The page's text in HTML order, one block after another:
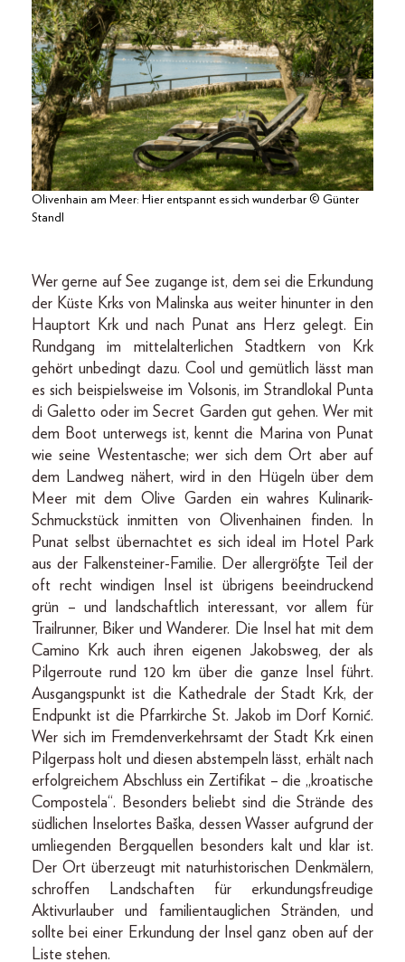
Olivenhain am Meer: Hier entspannt es sich wunderbar © Günter
Standl
Wer gerne auf See zugange ist, dem sei die Erkundung
der Küste Krks von Malinska aus weiter hinunter in den
Hauptort Krk und nach Punat ans Herz gelegt. Ein
Rundgang im mittelalterlichen Stadtkern von Krk
gehört unbedingt dazu. Cool und gemütlich lässt man
es sich beispielsweise im Volsonis, im Strandlokal Punta
di Galetto oder im Secret Garden gut gehen. Wer mit
dem Boot unterwegs ist, kennt die Marina von Punat
wie seine Westentasche; wer sich dem Ort aber auf
dem Landweg nähert, wird in den Hügeln über dem
Meer mit dem Olive Garden ein wahres Kulinarik-
Schmuckstück inmitten von Olivenhainen finden. In
Punat selbst übernachtet es sich ideal im Hotel Park
aus der Falkensteiner-Familie. Der allergrößte Teil der
oft recht windigen Insel ist übrigens beeindruckend
grün – und landschaftlich interessant, vor allem für
Trailrunner, Biker und Wanderer. Die Insel hat mit dem
Camino Krk auch ihren eigenen Jakobsweg, der als
Pilgerroute rund 120 km über die ganze Insel führt.
Ausgangspunkt ist die Kathedrale der Stadt Krk, der
Endpunkt ist die Pfarrkirche St. Jakob im Dorf Kornić.
Wer sich im Fremdenverkehrsamt der Stadt Krk einen
Pilgerpass holt und diesen abstempeln lässt, erhält nach
erfolgreichem Abschluss ein Zertifikat – die „kroatische
Compostela“. Besonders beliebt sind die Strände des
südlichen Inselortes Baška, dessen Wasser aufgrund der
umliegenden Bergquellen besonders kalt und klar ist.
Der Ort überzeugt mit naturhistorischen Denkmälern,
schroffen Landschaften für erkundungsfreudige
Aktivurlauber und familientauglichen Stränden, und
sollte bei einer Erkundung der Insel ganz oben auf der
Liste stehen.